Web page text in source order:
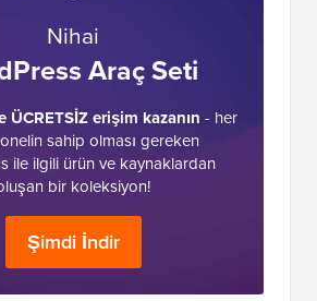
Nihai
Araç Seti
ÜCRETSİZ erişim kazanın - her
sahip olması gereken
ile ilgili ürün ve kaynaklardan
bir koleksiyon!
Şimdi İndir